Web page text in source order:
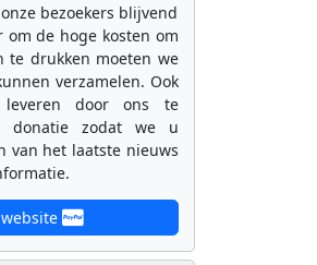
bezoekers blijvend
de hoge kosten om
te drukken moeten we
verzamelen. Ook
door ons te
donatie zodat we u
van het laatste nieuws